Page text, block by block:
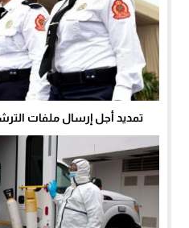
تمديد أجل إرسال ملفات